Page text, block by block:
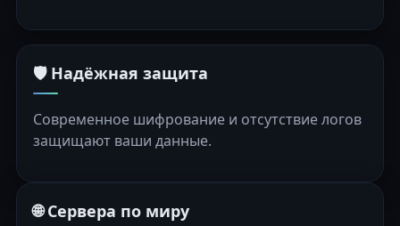
🛡️ Надёжная защита
Современное шифрование и отсутствие логов
защищают ваши данные.
🌐 Сервера по миру